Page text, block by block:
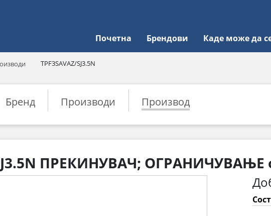
Почетна Брендови Каде може да
TPF3SAVAZ/SJ3.5N
Бренд Производи Производ
ПРЕКИНУВАЧ; ОГРАНИЧУВАЊЕ